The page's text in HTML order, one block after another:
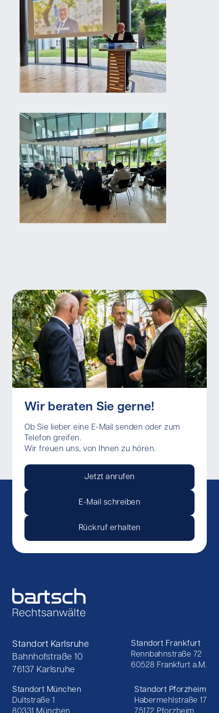
Wir beraten Sie gerne!
Ob Sie lieber eine E-Mail senden oder zum
Telefon greifen.
Wir freuen uns, von Ihnen zu hören.
Jetzt anrufen
E-Mail schreiben
Rückruf erhalten
Standort Karlsruhe
Bahnhofstraße 10
76137 Karlsruhe
Standort Frankfurt
Rennbahnstraße 72
60528 Frankfurt a.M.
Standort München
Dultstraße 1
Standort Pforzheim
Habermehlstraße 17